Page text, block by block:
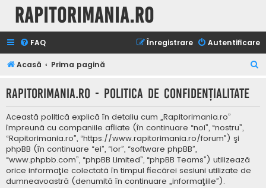
Rapitorimania.ro
FAQ Autentificare
Înregistrare
Acasă Prima pagină
t
Rapitorimania.ro - Politica de confidenţialitate
Această politică explică în detaliu cum „Rapitorimania.ro”
împreună cu companiile afliate (în continuare “noi”, “nostru”,
“Rapitorimania.ro”, “https://www.rapitorimania.ro/forum”) şi
phpBB (în continuare “ei”, “lor”, “software phpBB”,
“www.phpbb.com”, “phpBB Limited”, “phpBB Teams”) utilizează
orice informaţie colectată în timpul fiecărei sesiuni utilizate de
dumneavoastră (denumită în continuare „informaţiile”).